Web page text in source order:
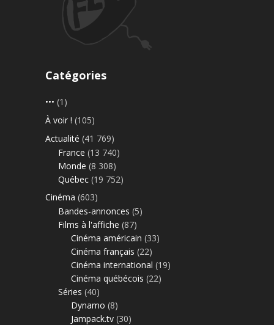
Catégories
••• (1)
À voir ! (105)
Actualité (41 769)
France (13 740)
Monde (8 308)
Québec (19 752)
Cinéma (603)
Bandes-annonces (5)
Films à l'affiche (87)
Cinéma américain (33)
Cinéma français (22)
Cinéma international (19)
Cinéma québécois (22)
Séries (40)
Dynamo (8)
Jampack.tv (30)